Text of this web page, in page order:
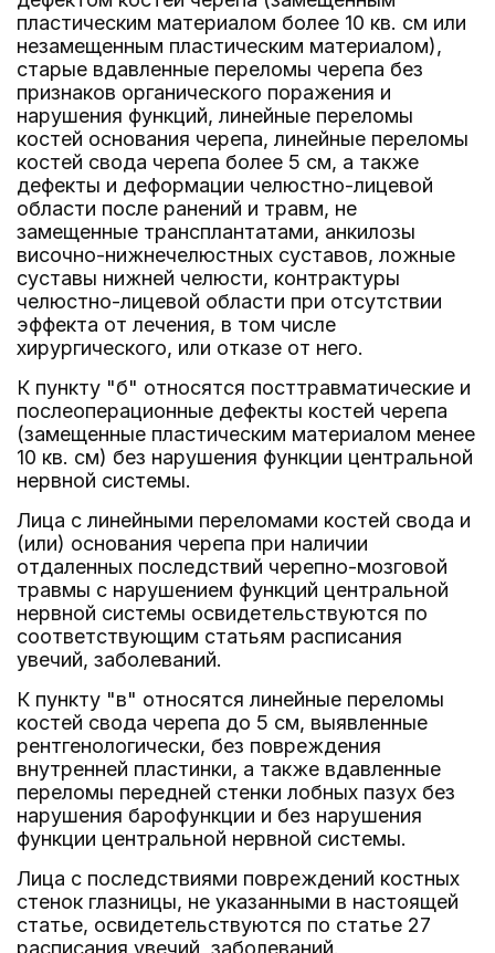
пластическим материалом более 10 кв. см или
незамещенным пластическим материалом),
старые вдавленные переломы черепа без
признаков органического поражения и
нарушения функций, линейные переломы
костей основания черепа, линейные переломы
костей свода черепа более 5 см, а также
дефекты и деформации челюстно-лицевой
области после ранений и травм, не
замещенные трансплантатами, анкилозы
височно-нижнечелюстных суставов, ложные
суставы нижней челюсти, контрактуры
челюстно-лицевой области при отсутствии
эффекта от лечения, в том числе
хирургического, или отказе от него.
К пункту "б" относятся посттравматические и
послеоперационные дефекты костей черепа
(замещенные пластическим материалом менее
10 кв. см) без нарушения функции центральной
нервной системы.
Лица с линейными переломами костей свода и
(или) основания черепа при наличии
отдаленных последствий черепно-мозговой
травмы с нарушением функций центральной
нервной системы освидетельствуются по
соответствующим статьям расписания
увечий, заболеваний.
К пункту "в" относятся линейные переломы
костей свода черепа до 5 см, выявленные
рентгенологически, без повреждения
внутренней пластинки, а также вдавленные
переломы передней стенки лобных пазух без
нарушения барофункции и без нарушения
функции центральной нервной системы.
Лица с последствиями повреждений костных
стенок глазницы, не указанными в настоящей
статье, освидетельствуются по статье 27
расписания увечий, заболеваний.